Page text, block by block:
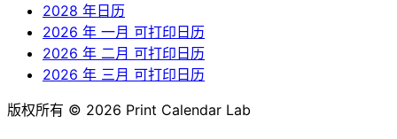
2028 年日历
2026 年 一月 可打印日历
2026 年 二月 可打印日历
2026 年 三月 可打印日历
版权所有 © 2026 Print Calendar Lab